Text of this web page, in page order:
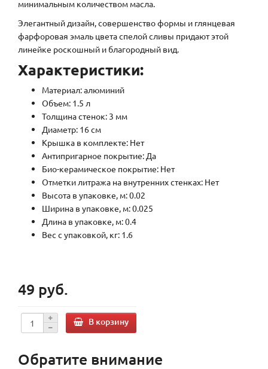
минимальным количеством масла.
Элегантный дизайн, совершенство формы и глянцевая
фарфоровая эмаль цвета спелой сливы придают этой
линейке роскошный и благородный вид.
Характеристики:
Материал: алюминий
Объем: 1.5 л
Толщина стенок: 3 мм
Диаметр: 16 см
Крышка в комплекте: Нет
Антипригарное покрытие: Да
Био-керамическое покрытие: Нет
Отметки литража на внутренних стенках: Нет
Высота в упаковке, м: 0.02
Ширина в упаковке, м: 0.025
Длина в упаковке, м: 0.4
Вес с упаковкой, кг: 1.6
49 руб.
В корзину
Обратите внимание